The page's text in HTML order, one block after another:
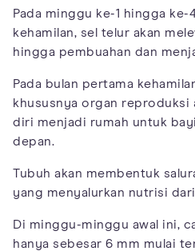
Pada minggu ke-1 hingga ke-
kehamilan, sel telur akan
hingga pembuahan dan
Pada bulan pertama
khususnya organ reproduksi
diri menjadi rumah untuk
depan.
Tubuh akan membentuk
yang menyalurkan nutrisi
Di minggu-minggu awal ini,
hanya sebesar 6 mm mulai